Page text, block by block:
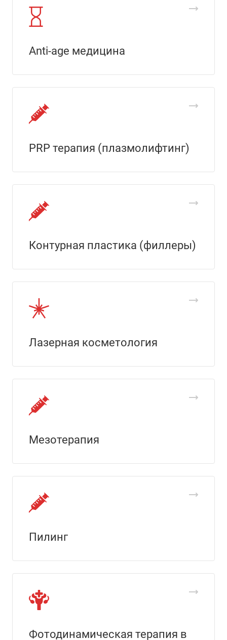
Anti-age медицина
PRP терапия (плазмолифтинг)
Контурная пластика (филлеры)
Лазерная косметология
Мезотерапия
Пилинг
Фотодинамическая терапия в